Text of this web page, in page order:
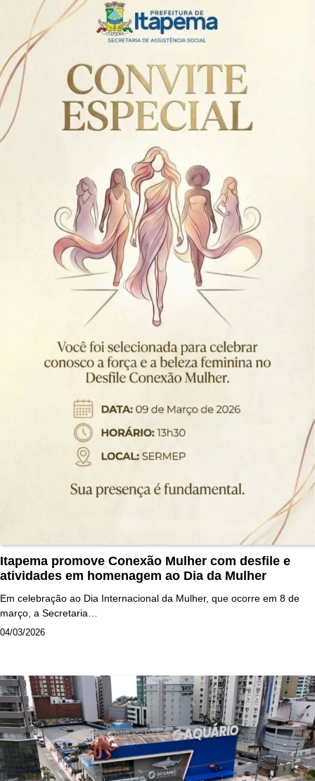
Itapema promove Conexão Mulher com desfile e
atividades em homenagem ao Dia da Mulher
Em celebração ao Dia Internacional da Mulher, que ocorre em 8 de
março, a Secretaria…
04/03/2026